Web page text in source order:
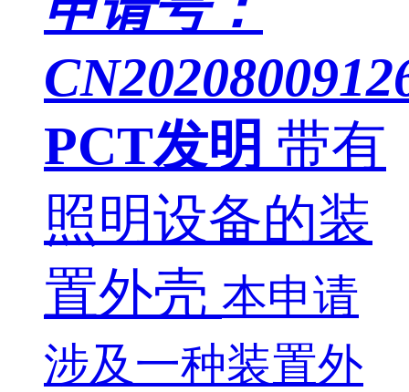
PCT发明 带有
照明设备的装
置外壳 本申请
涉及一种装置外